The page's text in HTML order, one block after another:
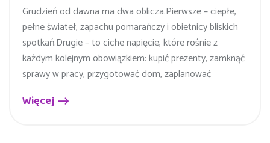
Grudzień od dawna ma dwa oblicza.Pierwsze – ciepłe,
pełne świateł, zapachu pomarańczy i obietnicy bliskich
spotkań.Drugie – to ciche napięcie, które rośnie z
każdym kolejnym obowiązkiem: kupić prezenty, zamknąć
sprawy w pracy, przygotować dom, zaplanować
Więcej